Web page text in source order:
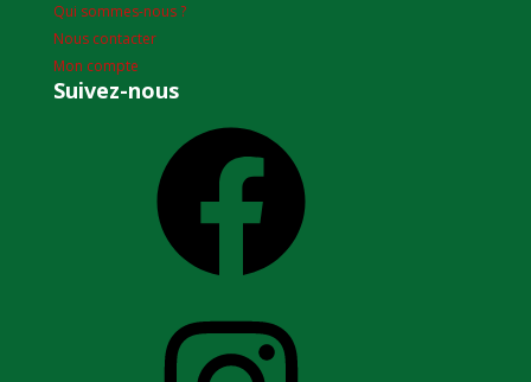
Qui sommes-nous ?
Nous contacter
Mon compte
Suivez-nous